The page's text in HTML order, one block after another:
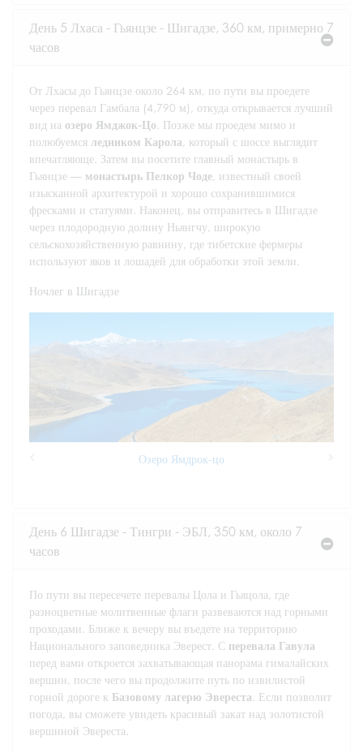
День 5 Лхаса - Гьянцзе - Шигадзе, 360 км, примерно 7
часов
От Лхасы до Гьянцзе около 264 км, по пути вы проедете
через перевал Гамбала (4,790 м), откуда открывается лучший
вид на озеро Ямджок-Цо . Позже мы проедем мимо и
полюбуемся ледником Карола, который с шоссе выглядит
впечатляюще. Затем вы посетите главный монастырь в
Гьянцзе — монастырь Пелкор Чоде, известный своей
изысканной архитектурой и хорошо сохранившимися
фресками и статуями. Наконец, вы отправитесь в Шигадзе
через плодородную долину Ньянгчу, широкую
сельскохозяйственную равнину, где тибетские фермеры
используют яков и лошадей для обработки этой земли.
Ночлег в Шигадзе
Озеро Ямдрок-цо
День 6 Шигадзе - Тингри - ЭБЛ, 350 км, около 7
часов
По пути вы пересечете перевалы Цола и Гьяцола, где
разноцветные молитвенные флаги развеваются над горными
проходами. Ближе к вечеру вы въедете на территорию
Национального заповедника Эверест. С перевала Гавула
перед вами откроется захватывающая панорама гималайских
вершин, после чего вы продолжите путь по извилистой
горной дороге к Базовому лагерю Эвереста. Если позволит
погода, вы сможете увидеть красивый закат над золотистой
вершиной Эвереста.